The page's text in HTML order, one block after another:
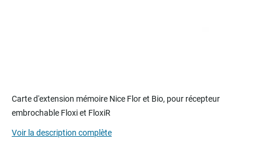
to
of
Carte d'extension mémoire Nice Flor et Bio, pour récepteur
embrochable Floxi et FloxiR
Voir la description complète